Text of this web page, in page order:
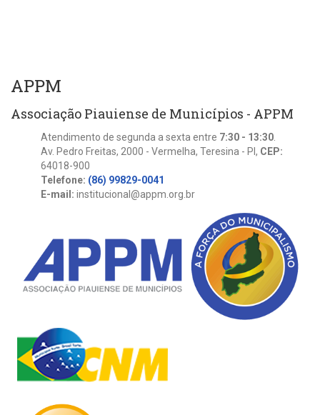
APPM
Associação Piauiense de Municípios - APPM
Atendimento de segunda a sexta entre 7:30 - 13:30
Av. Pedro Freitas, 2000 - Vermelha, Teresina - PI, CEP:
64018-900
Telefone: (86) 99829-0041
E-mail: institucional@appm.org.br